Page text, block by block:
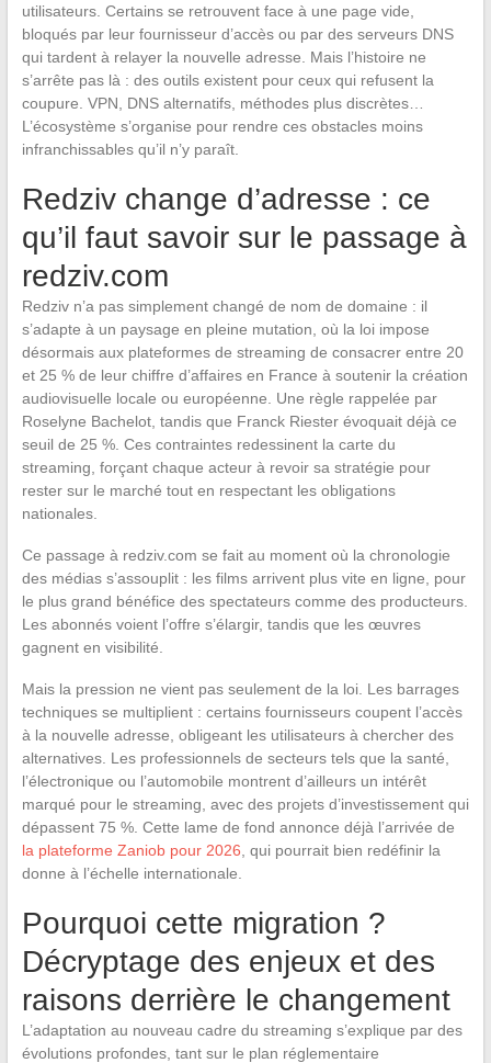
utilisateurs. Certains se retrouvent face à une page vide,
bloqués par leur fournisseur d’accès ou par des serveurs DNS
qui tardent à relayer la nouvelle adresse. Mais l’histoire ne
s’arrête pas là : des outils existent pour ceux qui refusent la
coupure. VPN, DNS alternatifs, méthodes plus discrètes…
L’écosystème s’organise pour rendre ces obstacles moins
infranchissables qu’il n’y paraît.
Redziv change d’adresse : ce
qu’il faut savoir sur le passage à
redziv.com
Redziv n’a pas simplement changé de nom de domaine : il
s’adapte à un paysage en pleine mutation, où la loi impose
désormais aux plateformes de streaming de consacrer entre 20
et 25 % de leur chiffre d’affaires en France à soutenir la création
audiovisuelle locale ou européenne. Une règle rappelée par
Roselyne Bachelot, tandis que Franck Riester évoquait déjà ce
seuil de 25 %. Ces contraintes redessinent la carte du
streaming, forçant chaque acteur à revoir sa stratégie pour
rester sur le marché tout en respectant les obligations
nationales.
Ce passage à redziv.com se fait au moment où la chronologie
des médias s’assouplit : les films arrivent plus vite en ligne, pour
le plus grand bénéfice des spectateurs comme des producteurs.
Les abonnés voient l’offre s’élargir, tandis que les œuvres
gagnent en visibilité.
Mais la pression ne vient pas seulement de la loi. Les barrages
techniques se multiplient : certains fournisseurs coupent l’accès
à la nouvelle adresse, obligeant les utilisateurs à chercher des
alternatives. Les professionnels de secteurs tels que la santé,
l’électronique ou l’automobile montrent d’ailleurs un intérêt
marqué pour le streaming, avec des projets d’investissement qui
dépassent 75 %. Cette lame de fond annonce déjà l’arrivée de
la plateforme Zaniob pour 2026 , qui pourrait bien redéfinir la
donne à l’échelle internationale.
Pourquoi cette migration ?
Décryptage des enjeux et des
raisons derrière le changement
L’adaptation au nouveau cadre du streaming s’explique par des
évolutions profondes, tant sur le plan réglementaire